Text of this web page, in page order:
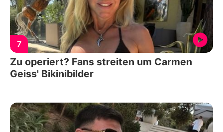
7
Zu operiert? Fans streiten um Carmen
Geiss' Bikinibilder